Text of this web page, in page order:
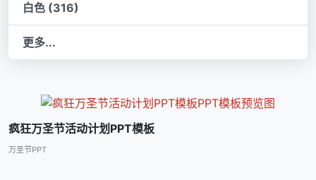
白色 (316)
更多...
疯狂万圣节活动计划PPT模板
万圣节PPT